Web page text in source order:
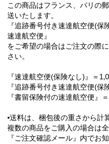
この商品はフランス、パリの
送いたします。
『追跡番号付き速達航空便(
速達航空便』
をご希望の場合はご注文の際
さい。
『速達航空便(保険なし)』＝
『追跡番号付き速達航空便(保
『書留保険付の速達航空便』
•送料は、梱包後の重さから計
複数の商品をご購入の場合は
『ご注文確認メール』内でお